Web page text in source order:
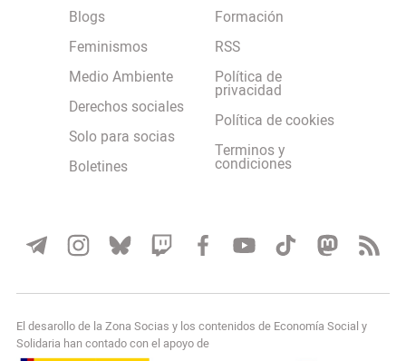
Blogs
Feminismos
Medio Ambiente
Derechos sociales
Solo para socias
Boletines
Formación
RSS
Política de
privacidad
Política de cookies
Terminos y
condiciones
El desarollo de la Zona Socias y los contenidos de Economía Social y
Solidaria han contado con el apoyo de